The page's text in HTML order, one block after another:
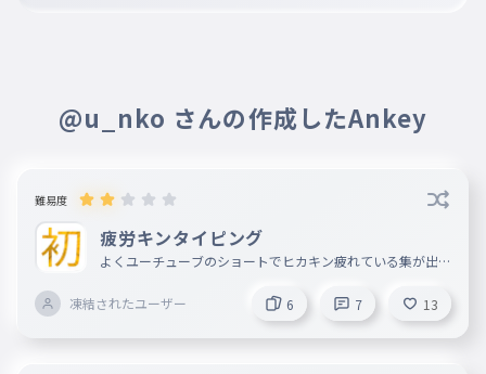
@u_nko さんの作成したAnkey
難易度
疲労キンタイピング
よくユーチューブのショートでヒカキン疲れている集が出て
のでやってみてください。 初めてのタイピングを作ったの
で、できればみんなにいいねフォローをしてほしいです。プ
レイしてください！お願いします！ 難しすぎたので更新し
ました改めてプレイお願いします。
凍結されたユーザー 6 7 13